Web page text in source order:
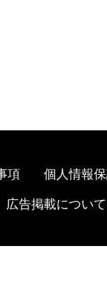
項 個人情報
広告掲載について